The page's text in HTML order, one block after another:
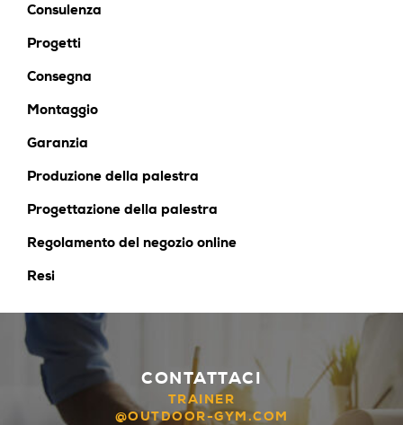
Consulenza
Progetti
Consegna
Montaggio
Garanzia
Produzione della palestra
Progettazione della palestra
Regolamento del negozio online
Resi
CONTATTACI
TRAINER
@OUTDOOR-GYM.COM